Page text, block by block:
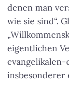
denen man
wie sie sind“.
eigentlichen